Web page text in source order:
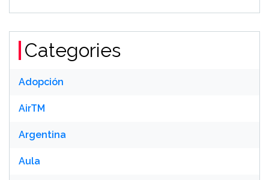
Categories
Adopción
AirTM
Argentina
Aula